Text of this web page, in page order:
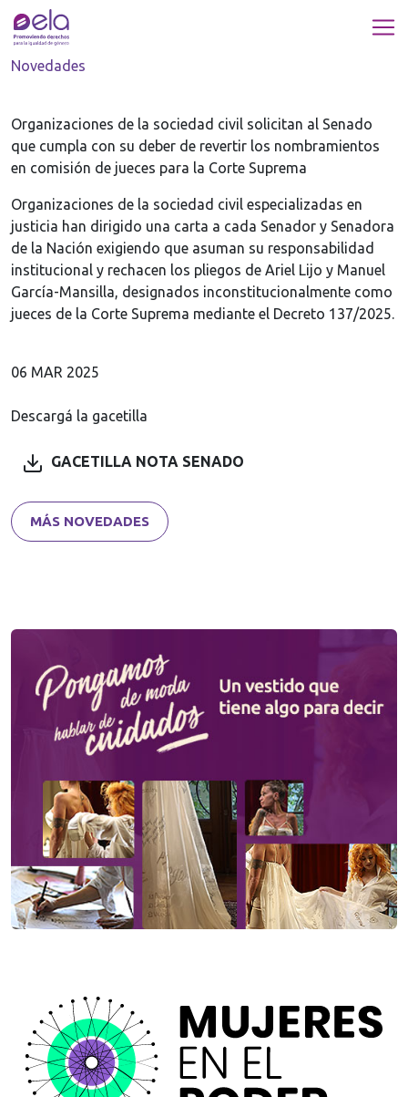
Novedades
Organizaciones de la sociedad civil solicitan al Senado
que cumpla con su deber de revertir los nombramientos
en comisión de jueces para la Corte Suprema
Organizaciones de la sociedad civil especializadas en
justicia han dirigido una carta a cada Senador y Senadora
de la Nación exigiendo que asuman su responsabilidad
institucional y rechacen los pliegos de Ariel Lijo y Manuel
García-Mansilla, designados inconstitucionalmente como
jueces de la Corte Suprema mediante el Decreto 137/2025.
06 MAR 2025
Descargá la gacetilla
GACETILLA NOTA SENADO
MÁS NOVEDADES